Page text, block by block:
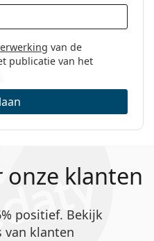
van de
publicatie van het
onze klanten
positief. Bekijk
van klanten